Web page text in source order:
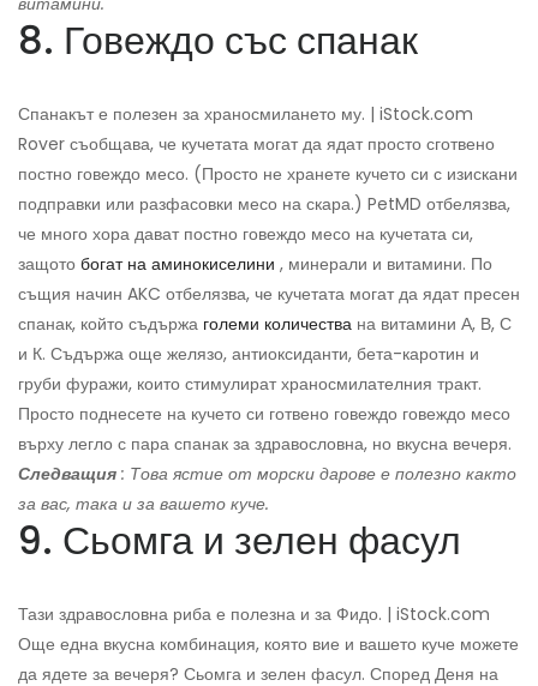
8. Говеждо със спанак
Спанакът е полезен за храносмилането му. | iStock.com
Rover съобщава, че кучетата могат да ядат просто сготвено
постно говеждо месо. (Просто не хранете кучето си с изискани
подправки или разфасовки месо на скара.) PetMD отбелязва,
че много хора дават постно говеждо месо на кучетата си,
защото богат на аминокиселини , минерали и витамини. По
същия начин AKC отбелязва, че кучетата могат да ядат пресен
спанак, който съдържа големи количества на витамини А, В, С
и К. Съдържа още желязо, антиоксиданти, бета-каротин и
груби фуражи, които стимулират храносмилателния тракт.
Просто поднесете на кучето си готвено говеждо говеждо месо
върху легло с пара спанак за здравословна, но вкусна вечеря.
Следващия : Това ястие от морски дарове е полезно както
за вас, така и за вашето куче.
9. Сьомга и зелен фасул
Тази здравословна риба е полезна и за Фидо. | iStock.com
Още една вкусна комбинация, която вие и вашето куче можете
да ядете за вечеря? Сьомга и зелен фасул. Според Деня на